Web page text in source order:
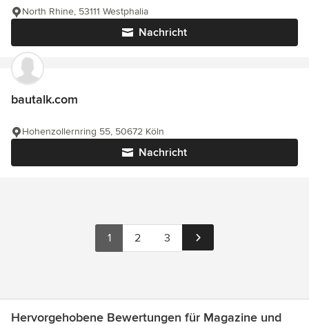
Nachricht
North Rhine, 53111 Westphalia
bautalk.com
Nachricht
Hohenzollernring 55, 50672 Köln
1 2 3
Hervorgehobene Bewertungen für Magazine und